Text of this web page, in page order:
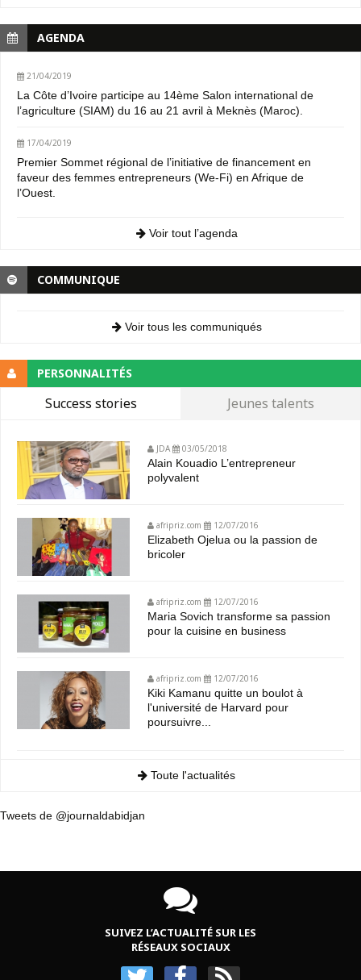
AGENDA
21/04/2019
La Côte d’Ivoire participe au 14ème Salon international de
l’agriculture (SIAM) du 16 au 21 avril à Meknès (Maroc).
17/04/2019
Premier Sommet régional de l’initiative de financement en
faveur des femmes entrepreneurs (We-Fi) en Afrique de
l’Ouest.
Voir tout l’agenda
COMMUNIQUE
Voir tous les communiqués
PERSONNALITÉS
Success stories Jeunes talents
JDA 03/05/2018
Alain Kouadio L’entrepreneur
polyvalent
afripriz.com 12/07/2016
Elizabeth Ojelua ou la passion de
bricoler
afripriz.com 12/07/2016
Maria Sovich transforme sa passion
pour la cuisine en business
afripriz.com 12/07/2016
Kiki Kamanu quitte un boulot à
l'université de Harvard pour
poursuivre...
Toute l'actualités
Tweets de @journaldabidjan
SUIVEZ L’ACTUALITÉ SUR LES
RÉSEAUX SOCIAUX